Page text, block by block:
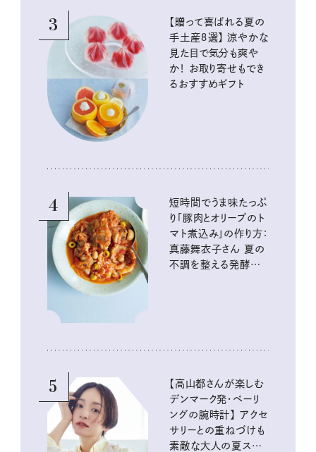
3
【贈って喜ばれる夏の
手土産８選】 涼やかな
見た目で気分も爽や
か！ お取り寄せもでき
るおすすめギフト
4
短時間でうま味たっぷ
り「豚肉とオリーブのト
マト煮込み」の作り方：
真藤舞衣子さん 夏の
不調を整える発酵レ
5
【高山都さんが楽しむ
デンマーク発・ベーリ
ングの腕時計】 アクセ
サリーとの重ねづけも
素敵な大人の夏スタイ